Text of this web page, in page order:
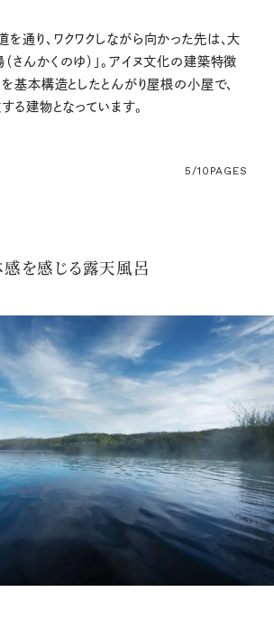
通り、ワクワクしながら向かった先は、大
さんかくのゆ）」。アイヌ文化の建築特徴
を基本構造としたとんがり屋根の小屋で、
する建物となっています。
5/10 PAGES
感を感じる露天風呂